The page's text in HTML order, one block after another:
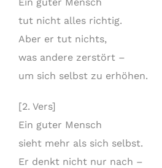
tut nicht alles richtig.
Aber er tut nichts,
was andere zerstört –
um sich selbst zu erhöhen.
[2. Vers]
Ein guter Mensch
sieht mehr als sich selbst.
Er denkt nicht nur nach –